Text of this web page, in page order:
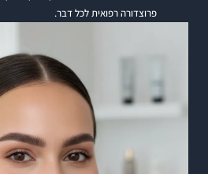
פרוצדורה רפואית לכל דבר.